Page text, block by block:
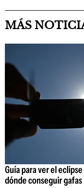
MÁS
Guía para ver el
dónde conseguir